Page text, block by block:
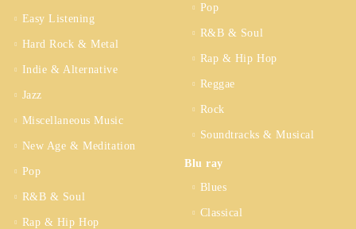
Easy Listening
Hard Rock & Metal
Indie & Alternative
Jazz
Miscellaneous Music
New Age & Meditation
Pop
R&B & Soul
Rap & Hip Hop
Pop
R&B & Soul
Rap & Hip Hop
Reggae
Rock
Soundtracks & Musical
Blu ray
Blues
Classical